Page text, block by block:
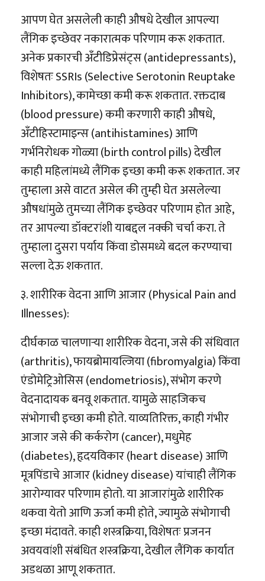
आपण घेत असलेली काही औषधे देखील आपल्या
लैंगिक इच्छेवर नकारात्मक परिणाम करू शकतात.
अनेक प्रकारची अँटीडिप्रेसंट्स (antidepressants),
विशेषतः SSRIs (Selective Serotonin Reuptake
Inhibitors), कामेच्छा कमी करू शकतात. रक्तदाब
(blood pressure) कमी करणारी काही औषधे,
अँटीहिस्टामाइन्स (antihistamines) आणि
गर्भनिरोधक गोळ्या (birth control pills) देखील
काही महिलांमध्ये लैंगिक इच्छा कमी करू शकतात. जर
तुम्हाला असे वाटत असेल की तुम्ही घेत असलेल्या
औषधांमुळे तुमच्या लैंगिक इच्छेवर परिणाम होत आहे,
तर आपल्या डॉक्टरांशी याबद्दल नक्की चर्चा करा. ते
तुम्हाला दुसरा पर्याय किंवा डोसमध्ये बदल करण्याचा
सल्ला देऊ शकतात.
३. शारीरिक वेदना आणि आजार (Physical Pain and
Illnesses):
दीर्घकाळ चालणाऱ्या शारीरिक वेदना, जसे की संधिवात
(arthritis), फायब्रोमायल्जिया (fibromyalgia) किंवा
एंडोमेट्रिओसिस (endometriosis), संभोग करणे
वेदनादायक बनवू शकतात. यामुळे साहजिकच
संभोगाची इच्छा कमी होते. याव्यतिरिक्त, काही गंभीर
आजार जसे की कर्करोग (cancer), मधुमेह
(diabetes), हृदयविकार (heart disease) आणि
मूत्रपिंडाचे आजार (kidney disease) यांचाही लैंगिक
आरोग्यावर परिणाम होतो. या आजारांमुळे शारीरिक
थकवा येतो आणि ऊर्जा कमी होते, ज्यामुळे संभोगाची
इच्छा मंदावते. काही शस्त्रक्रिया, विशेषतः प्रजनन
अवयवांशी संबंधित शस्त्रक्रिया, देखील लैंगिक कार्यात
अडथळा आणू शकतात.